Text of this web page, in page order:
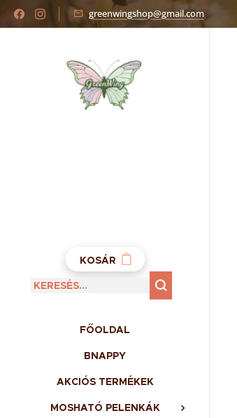
greenwingshop@gmail.com
KOSÁR
FŐOLDAL
BNAPPY
AKCIÓS TERMÉKEK
MOSHATÓ PELENKÁK